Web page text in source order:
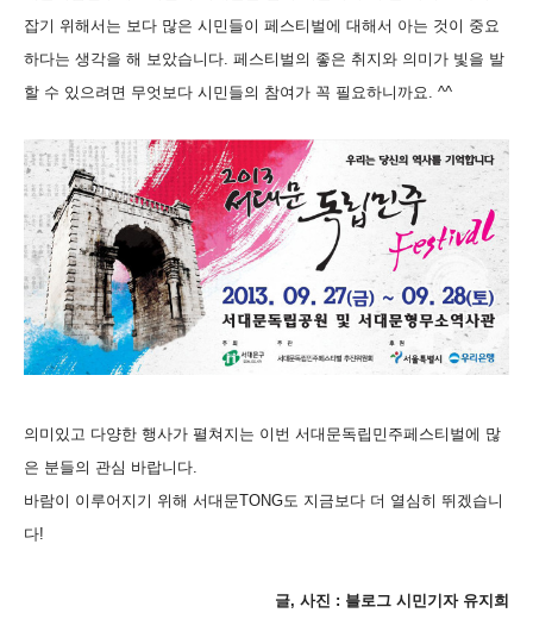
잡기 위해서는 보다 많은 시민들이 페스티벌에 대해서 아는 것이 중요
하다는 생각을 해 보았습니다. 페스티벌의 좋은 취지와 의미가 빛을 발
할 수 있으려면 무엇보다 시민들의 참여가 꼭 필요하니까요. ^^
의미있고 다양한 행사가 펼쳐지는 이번 서대문독립민주페스티벌에 많
은 분들의 관심 바랍니다.
바람이 이루어지기 위해 서대문TONG도 지금보다 더 열심히 뛰겠습니
다!
글, 사진 : 블로그 시민기자 유지희